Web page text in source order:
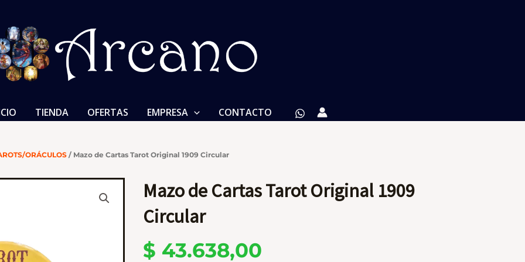
TIENDA OFERTAS EMPRESA CONTACTO
ORÁCULOS/ Mazo de Cartas Tarot Original 1909 Circular
Mazo de Cartas Tarot Original 1909
Circular
$ 43.638,00